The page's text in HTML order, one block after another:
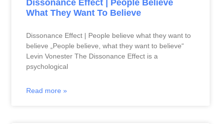
Dissonance Effect | People Believe
What They Want To Believe
Dissonance Effect | People believe what they want to
believe „People believe, what they want to believe“
Levin Vonester The Dissonance Effect is a
psychological
Read more »